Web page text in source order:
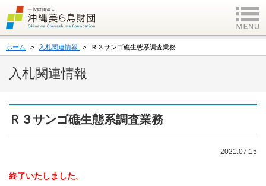
ホーム 入札関連情報 Ｒ３サンゴ礁生態系調査業務
入札関連情報
Ｒ３サンゴ礁生態系調査業務
2021.07.15
終了いたしました。